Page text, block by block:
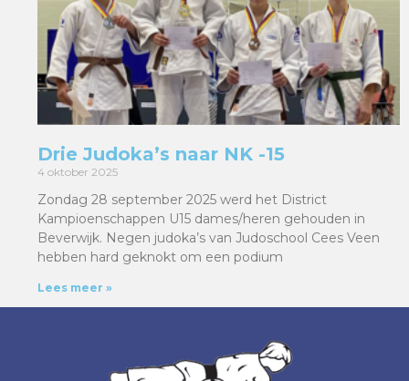
Drie Judoka’s naar NK -15
4 oktober 2025
Zondag 28 september 2025 werd het District
Kampioenschappen U15 dames/heren gehouden in
Beverwijk. Negen judoka’s van Judoschool Cees Veen
hebben hard geknokt om een podium
Lees meer »